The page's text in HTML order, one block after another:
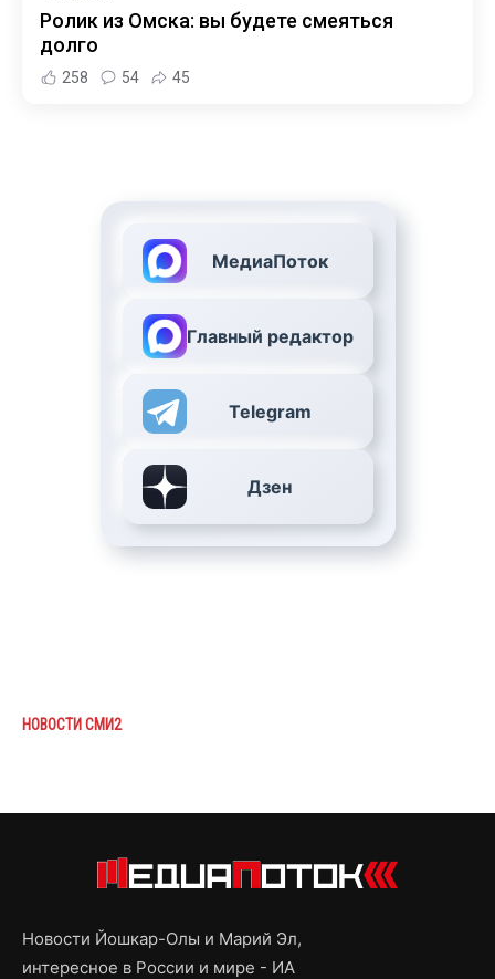
Ролик из Омска: вы будете смеяться
долго
258 54 45
МедиаПоток
Главный редактор
Telegram
Дзен
НОВОСТИ СМИ2
Новости Йошкар-Олы и Марий Эл,
интересное в России и мире - ИА